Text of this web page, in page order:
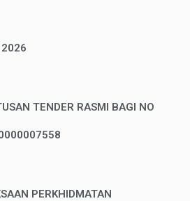
TENDER RASMI BAGI NO
PERKHIDMATAN